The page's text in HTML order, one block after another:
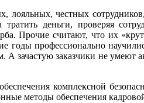
лояльных, честных
деньги, проверяя
Прочие считают, что их
годы профессионально
зачастую заказчики не умеют
комплексной
методы обеспечения